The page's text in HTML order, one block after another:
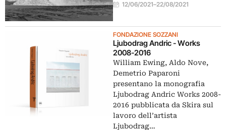
12/06/2021–22/08/2021
FONDAZIONE SOZZANI
Ljubodrag Andric - Works
2008-2016
William Ewing, Aldo Nove,
Demetrio Paparoni
presentano la monografia
Ljubodrag Andric Works 2008-
2016 pubblicata da Skira sul
lavoro dell’artista
Ljubodrag…